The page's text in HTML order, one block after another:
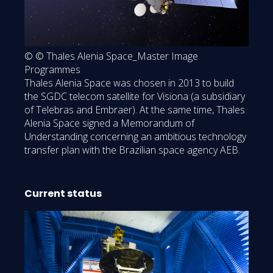
© © Thales Alenia Space_Master Image
Programmes
Thales Alenia Space was chosen in 2013 to build
the SGDC telecom satellite for Visiona (a subsidiary
of Telebras and Embraer). At the same time, Thales
Alenia Space signed a Memorandum of
Understanding concerning an ambitious technology
transfer plan with the Brazilian space agency AEB.
Current status